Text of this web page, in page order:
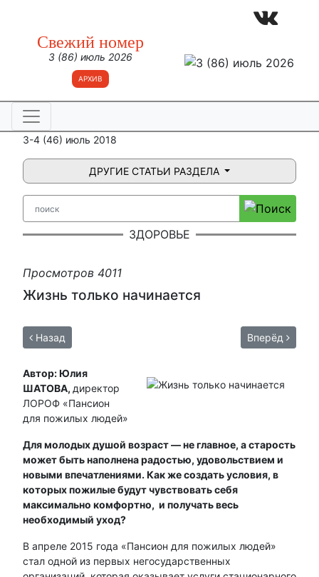
Свежий номер
3 (86) июль 2026
АРХИВ
3-4 (46) июль 2018
ДРУГИЕ СТАТЬИ РАЗДЕЛА
ЗДОРОВЬЕ
Просмотров 4011
Жизнь только начинается
Назад Вперёд
Автор: Юлия
ШАТОВА, директор
ЛОРОФ «Пансион
для пожилых людей»
Для молодых душой возраст — не главное, а старость
может быть наполнена радостью, удовольствием и
новыми впечатлениями. Как же создать условия, в
которых пожилые будут чувствовать себя
максимально комфортно, и получать весь
необходимый уход?
В апреле 2015 года «Пансион для пожилых людей»
стал одной из первых негосударственных